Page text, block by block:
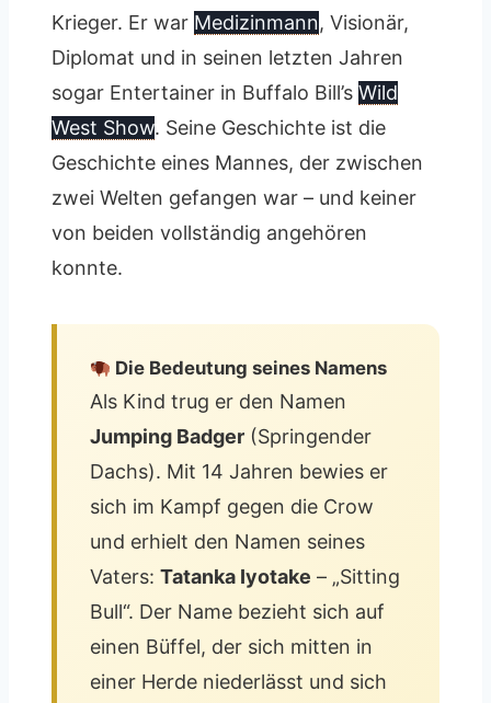
Krieger. Er war Medizinmann, Visionär,
Diplomat und in seinen letzten Jahren
sogar Entertainer in Buffalo Bill’s Wild
West Show. Seine Geschichte ist die
Geschichte eines Mannes, der zwischen
zwei Welten gefangen war – und keiner
von beiden vollständig angehören
konnte.
Die Bedeutung seines Namens
Als Kind trug er den Namen
Jumping Badger (Springender
Dachs). Mit 14 Jahren bewies er
sich im Kampf gegen die Crow
und erhielt den Namen seines
Vaters: Tatanka Iyotake – „Sitting
Bull“. Der Name bezieht sich auf
einen Büffel, der sich mitten in
einer Herde niederlässt und sich